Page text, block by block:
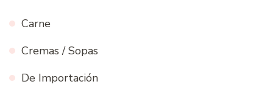
Carne
Cremas / Sopas
De Importación